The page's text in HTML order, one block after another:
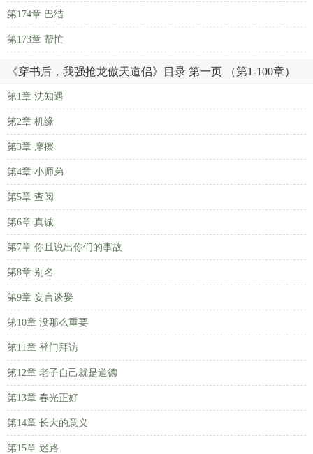
第174章 巴结
第173章 帮忙
《穿书后，我强抢龙傲天道侣》目录 第一页 （第1-100章）
第1章 沈知遇
第2章 机缘
第3章 摩擦
第4章 小师弟
第5章 查阅
第6章 真诚
第7章 你且说出你们的事故
第8章 别名
第9章 妄言谈娶
第10章 没那么重要
第11章 登门拜访
第12章 老子自己就是道德
第13章 春光正好
第14章 长大的意义
第15章 迷路